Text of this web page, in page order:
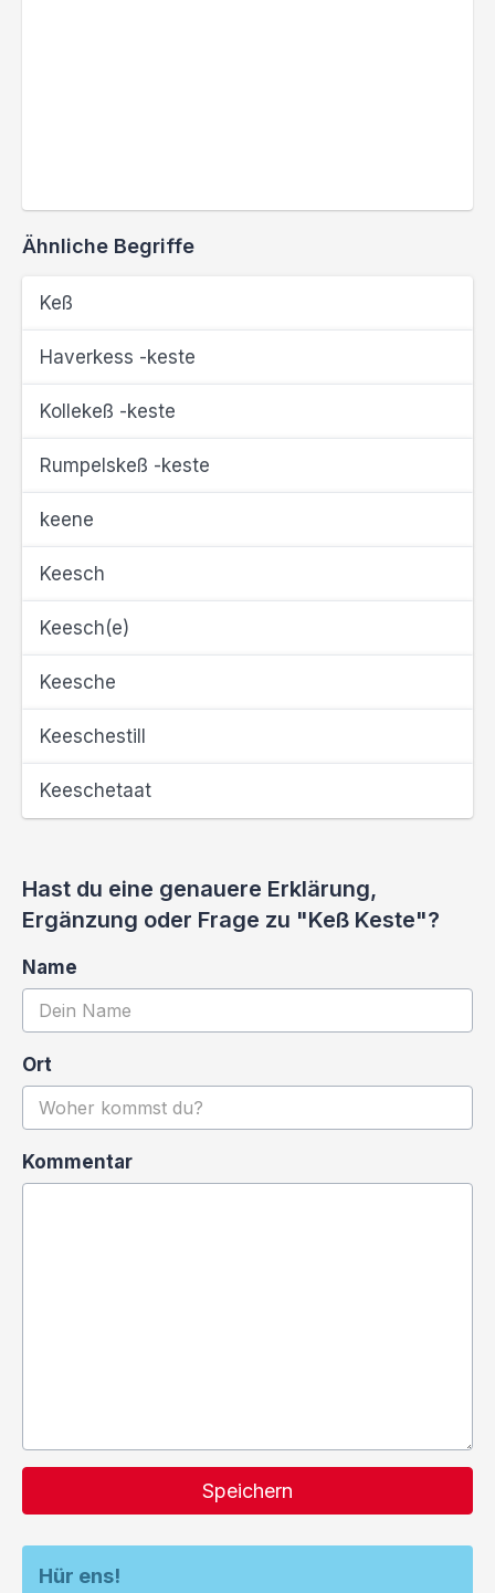
Ähnliche Begriffe
Keß
Haverkess -keste
Kollekeß -keste
Rumpelskeß -keste
keene
Keesch
Keesch(e)
Keesche
Keeschestill
Keeschetaat
Hast du eine genauere Erklärung,
Ergänzung oder Frage zu "Keß Keste"?
Name
Ort
Kommentar
Speichern
Hür ens!